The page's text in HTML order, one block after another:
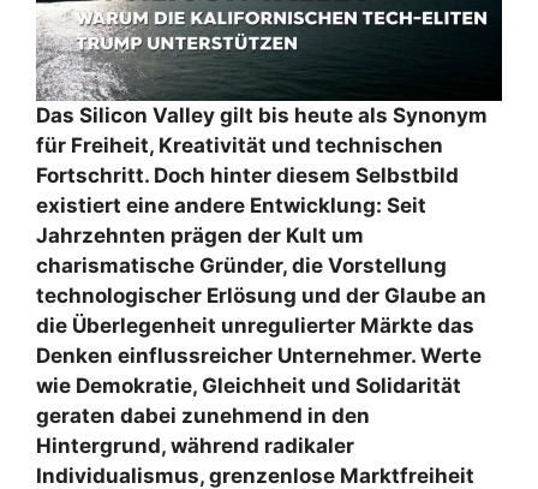
Das Silicon Valley gilt bis heute als Synonym
für Freiheit, Kreativität und technischen
Fortschritt. Doch hinter diesem Selbstbild
existiert eine andere Entwicklung: Seit
Jahrzehnten prägen der Kult um
charismatische Gründer, die Vorstellung
technologischer Erlösung und der Glaube an
die Überlegenheit unregulierter Märkte das
Denken einflussreicher Unternehmer. Werte
wie Demokratie, Gleichheit und Solidarität
geraten dabei zunehmend in den
Hintergrund, während radikaler
Individualismus, grenzenlose Marktfreiheit